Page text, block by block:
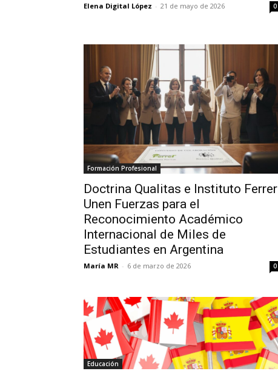
Elena Digital López - 21 de mayo de 2026 0
Formación Profesional
Doctrina Qualitas e Instituto Ferrer
Unen Fuerzas para el
Reconocimiento Académico
Internacional de Miles de
Estudiantes en Argentina
María MR - 6 de marzo de 2026 0
Educación